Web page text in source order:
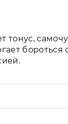
тонус,
бороться